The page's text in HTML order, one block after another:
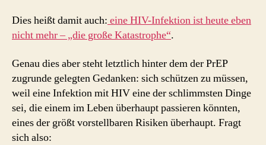
Dies heißt damit auch: eine HIV-Infektion ist heute eben
nicht mehr – „die große Katastrophe“.
Genau dies aber steht letztlich hinter dem der PrEP
zugrunde gelegten Gedanken: sich schützen zu müssen,
weil eine Infektion mit HIV eine der schlimmsten Dinge
sei, die einem im Leben überhaupt passieren könnten,
eines der größt vorstellbaren Risiken überhaupt. Fragt
sich also: